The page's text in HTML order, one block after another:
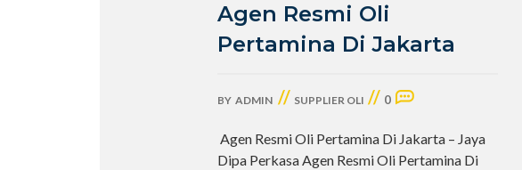
Agen Resmi Oli
Pertamina Di Jakarta
BY ADMIN // SUPPLIER OLI // 0
Agen Resmi Oli Pertamina Di Jakarta – Jaya
Dipa Perkasa Agen Resmi Oli Pertamina Di